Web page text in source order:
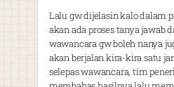
Lalu gw dijelasin kalo dalam
akan ada proses tanya jawab
wawancara gw boleh nanya
akan berjalan kira-kira satu
selepas wawancara, tim